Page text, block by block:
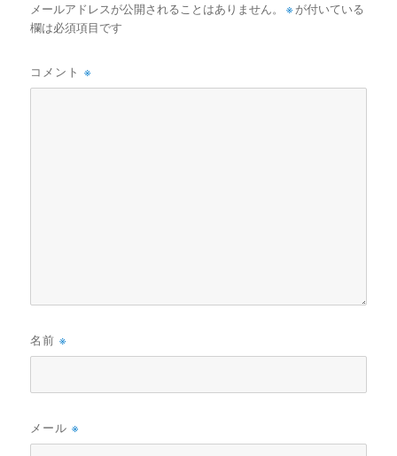
メールアドレスが公開されることはありません。 ※ が付いている
欄は必須項目です
コメント※
名前※
メール※